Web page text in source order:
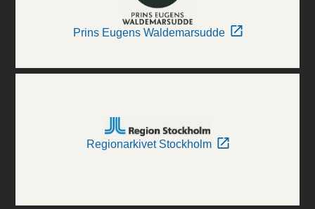
Prins Eugens Waldemarsudde
Regionarkivet Stockholm